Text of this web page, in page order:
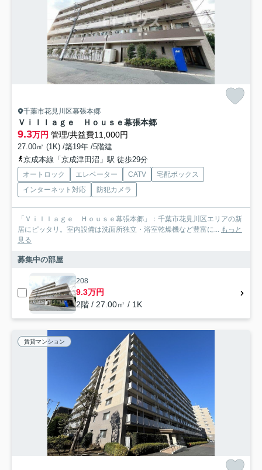
千葉市花見川区幕張本郷
Ｖｉｌｌａｇｅ Ｈｏｕｓｅ幕張本郷
9.3万円 管理/共益費11,000円
27.00㎡ (1K) /築19年 /5階建
京成本線「京成津田沼」駅 徒歩29分
オートロック エレベーター CATV
宅配ボックス
インターネット対応
防犯カメラ
「Ｖｉｌｌａｇｅ Ｈｏｕｓｅ幕張本郷」：千葉市花見川区エリアの新
居にピッタリ。室内設備は洗面所独立・浴室乾燥機など豊富に...
もっと
見る
募集中の部屋
208
9.3万円
2階 / 27.00㎡ / 1K
賃貸マンション